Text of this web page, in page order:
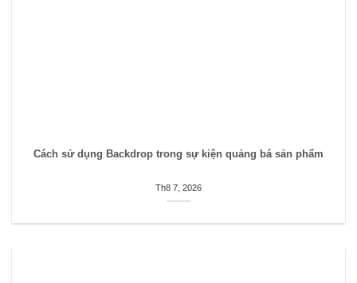
Cách sử dụng Backdrop trong sự kiện quảng bá sản phẩm
Th8 7, 2026